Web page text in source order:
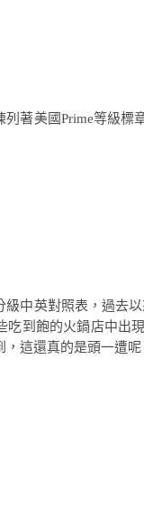
著美國Prime等級標
中英對照表，過去
吃到飽的火鍋店中出
這還真的是頭一遭呢